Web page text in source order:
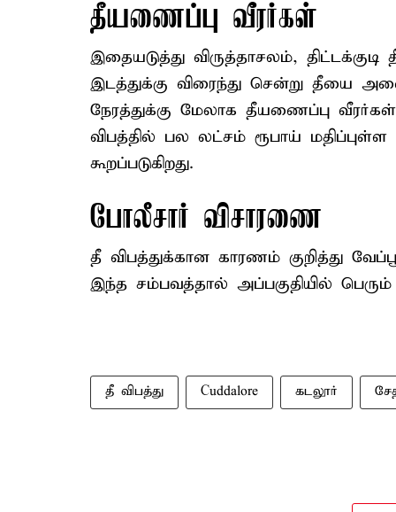
தீயணைப்பு வீரர்கள்
இதையடுத்து விருத்தாசலம்,
இடத்துக்கு விரைந்து சென்று தீயை
நேரத்துக்கு மேலாக தீயணைப்பு
விபத்தில் பல லட்சம் ரூபாய்
கூறப்படுகிறது.
போலீசார் விசாரணை
தீ விபத்துக்கான காரணம் குறித்து
இந்த சம்பவத்தால் அப்பகுதியில் பெரும்
தீ விபத்து Cuddalore கடலூர்